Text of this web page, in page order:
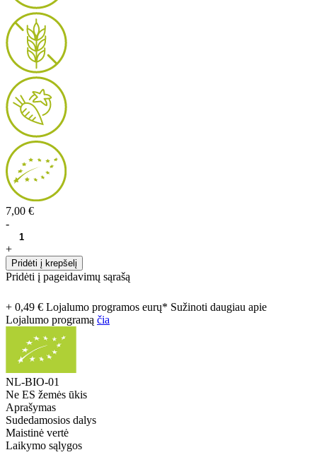
7,00 €
-
+
Pridėti į krepšelį
Pridėti į pageidavimų sąrašą
+ 0,49 € Lojalumo programos eurų* Sužinoti daugiau apie
Lojalumo programą čia
NL-BIO-01
Ne ES žemės ūkis
Aprašymas
Sudedamosios dalys
Maistinė vertė
Laikymo sąlygos